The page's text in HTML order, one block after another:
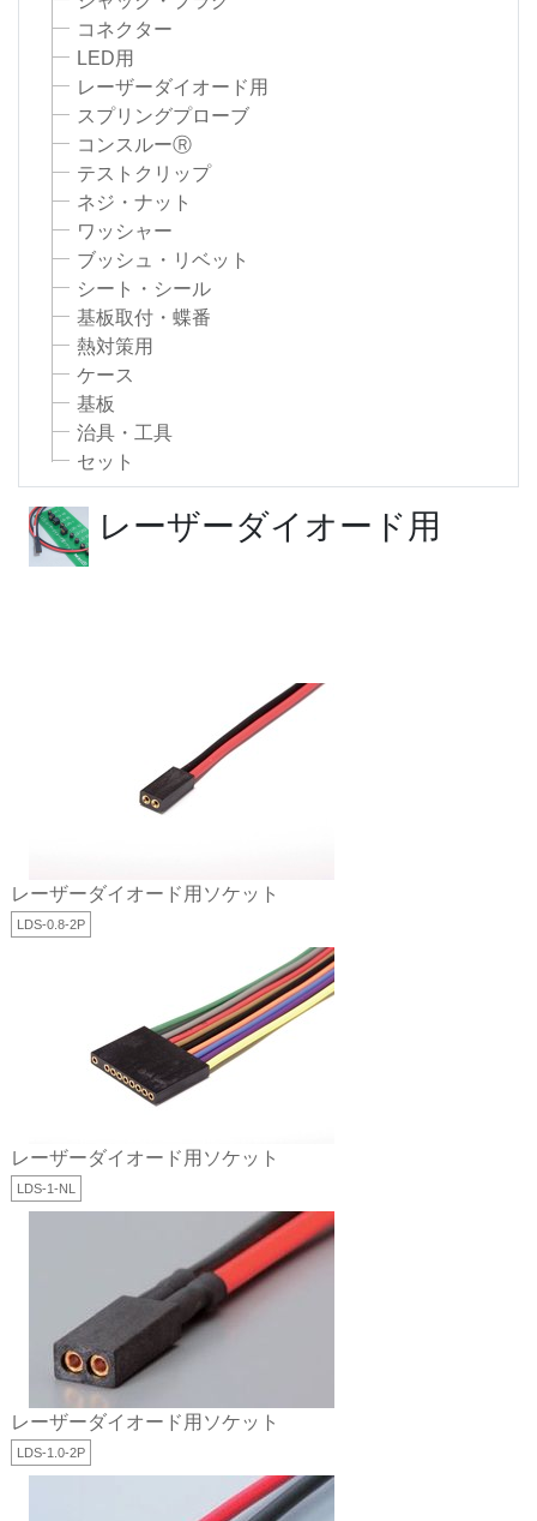
コネクター
LED用
レーザーダイオード用
スプリングプローブ
コンスルーⓇ
テストクリップ
ネジ・ナット
ワッシャー
ブッシュ・リベット
シート・シール
基板取付・蝶番
熱対策用
ケース
基板
治具・工具
セット
レーザーダイオード用
レーザーダイオード用ソケット
LDS-0.8-2P
レーザーダイオード用ソケット
LDS-1-NL
レーザーダイオード用ソケット
LDS-1.0-2P